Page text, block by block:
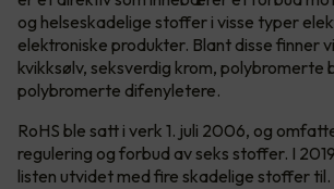
og helseskadelige stoffer i visse typer
elektroniske produkter. Blant disse finner
kvikksølv, seksverdig krom, polybromerte
polybromerte difenyletere.
RoHS ble satt i verk 1. juli 2006, og
regulering og forbud av seks stoffer. I
listen utvidet med fire skadelige stoffer